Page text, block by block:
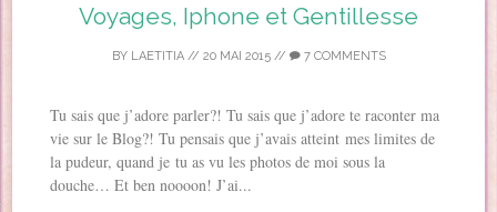
Voyages, Iphone et Gentillesse
BY LAETITIA// 20 MAI 2015// 7 COMMENTS
Tu sais que j’adore parler?! Tu sais que j’adore te raconter ma
vie sur le Blog?! Tu pensais que j’avais atteint mes limites de
la pudeur, quand je tu as vu les photos de moi sous la
douche… Et ben noooon! J’ai...